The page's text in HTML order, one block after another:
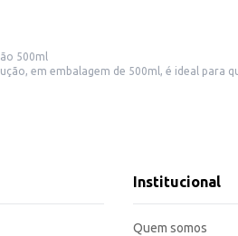
500ml
em embalagem de 500ml, é ideal
Institucional
Quem somos